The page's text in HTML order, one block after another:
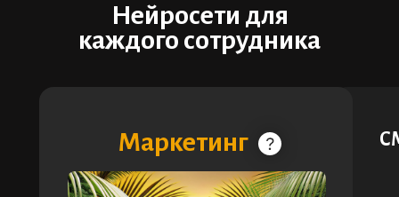
Нейросети для
каждого сотрудника
Маркетинг